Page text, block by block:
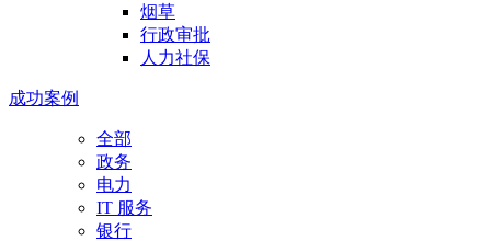
烟草
行政审批
人力社保
成功案例
全部
政务
电力
IT 服务
银行